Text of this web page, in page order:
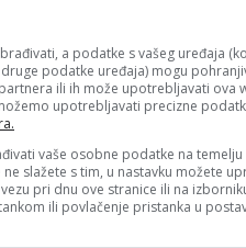
od pet
iz Vijeća
Srbi
SDS-a
ga podržala
a podatke s vašeg uređaja
podatke uređaja) mogu
ili ih može upotrebljavati ova
upotrebljavati precizne
vaše osobne podatke na temelju
slažete s tim, u nastavku možete
pri dnu ove stranice ili na
ili povlačenje pristanka u